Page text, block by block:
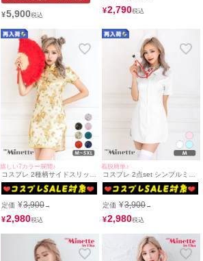
せい着用/S~Lサイズ対応) |
¥5,900
スクエアネック バイカラー サ
ロペット風 白 黒 キャバドレス
| myMinette/マイミネット
¥2,790
嬉しい7カラー展開♪
コスプレ 2種柄サイドスリット
タイトミニセクシープチプラチ
ャイナドレス [1点セット] (チャ
イナ服)(S～XXXXXL)
定価 ¥3,900→
¥2,980
着脱簡単♪
コスプレ 2点set シンプルミニ
丈プチプラガーリーナース [ワ
ンピース+帽子]
定価 ¥3,900→
¥2,980